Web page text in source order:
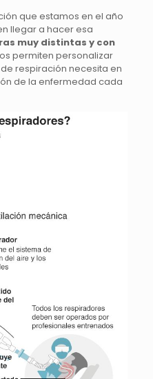
que estamos en el año
llegar a hacer esa
muy distintas y con
permiten personalizar
respiración necesita en
de la enfermedad cada